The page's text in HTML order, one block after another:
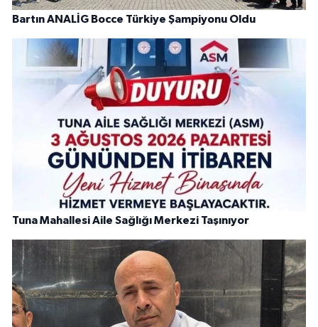
Bartın ANALİG Bocce Türkiye Şampiyonu Oldu
Tuna Mahallesi Aile Sağlığı Merkezi Taşınıyor